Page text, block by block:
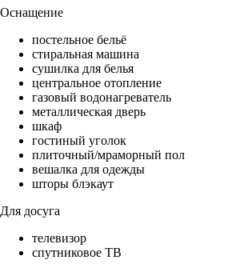
Оснащение
постельное бельё
стиральная машина
сушилка для белья
центральное отопление
газовый водонагреватель
металлическая дверь
шкаф
гостиный уголок
плиточный/мраморный пол
вешалка для одежды
шторы блэкаут
Для досуга
телевизор
спутниковое ТВ